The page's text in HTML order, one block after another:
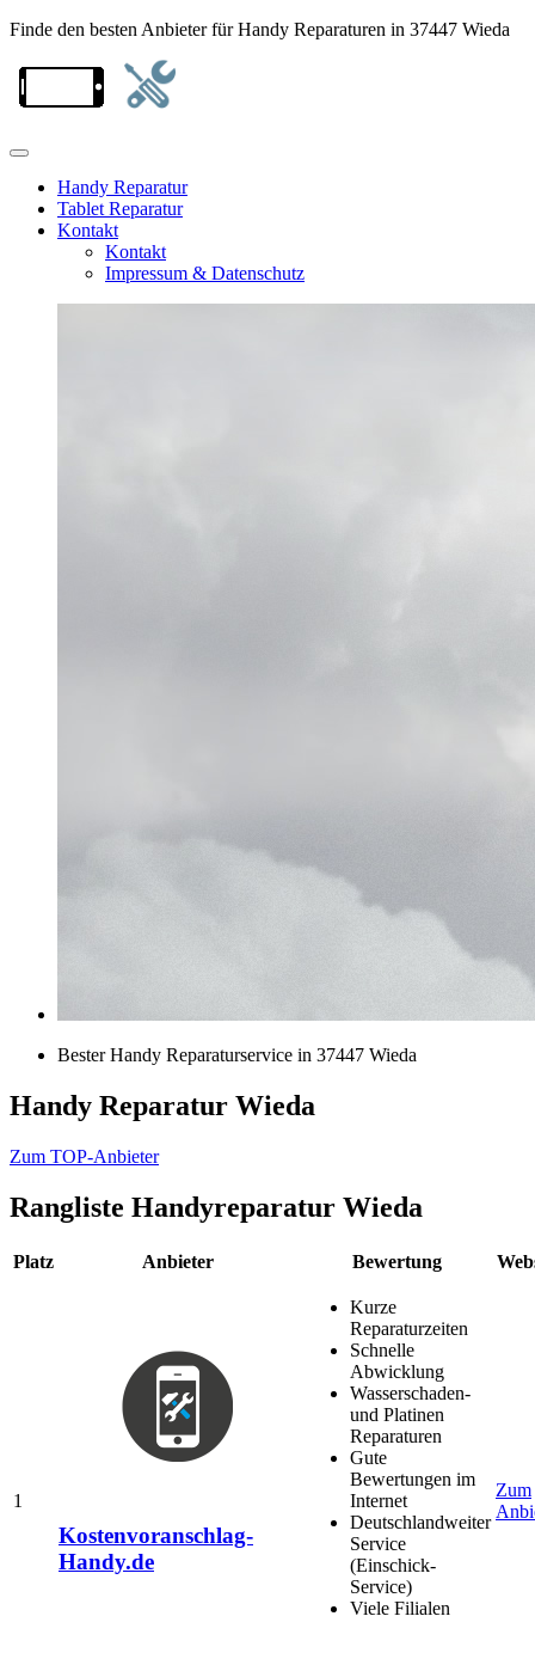
Finde den besten Anbieter für Handy Reparaturen in 37447 Wieda
Handy Reparatur
Tablet Reparatur
Kontakt
Kontakt
Impressum & Datenschutz
Bester Handy Reparaturservice in 37447 Wieda
Handy Reparatur Wieda
Zum TOP-Anbieter
Rangliste Handyreparatur Wieda
Platz Anbieter Bewertung
1
Kostenvoranschlag-
Handy.de
Kurze
Reparaturzeiten
Schnelle
Abwicklung
Wasserschaden-
und Platinen
Reparaturen
Gute
Bewertungen im
Internet
Deutschlandweiter
Service
(Einschick-
Service)
Viele Filialen
Zum